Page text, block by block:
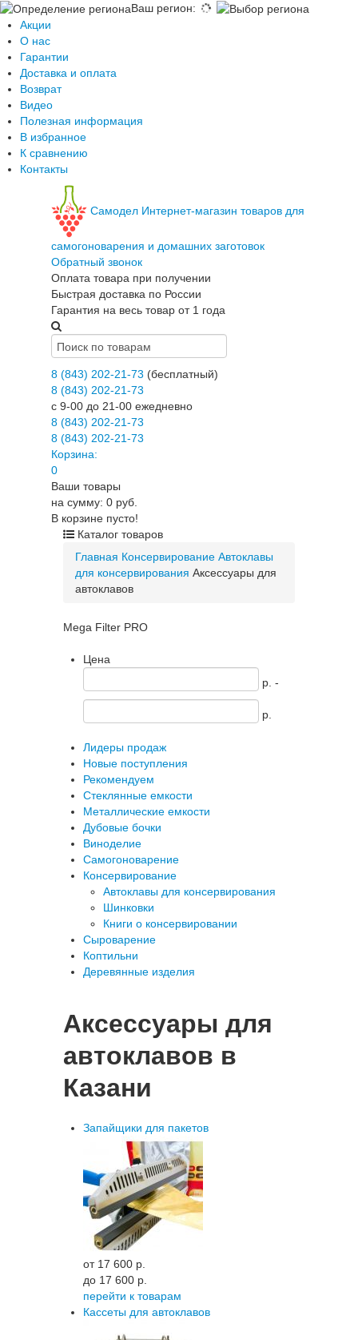
Ваш регион:
Акции
О нас
Гарантии
Доставка и оплата
Возврат
Видео
Полезная информация
В избранное
К сравнению
Контакты
Самодел Интернет-магазин товаров для
самогоноварения и домашних заготовок
Обратный звонок
Оплата товара при получении
Быстрая доставка по России
Гарантия на весь товар от 1 года
8 (843) 202-21-73 (бесплатный)
8 (843) 202-21-73
c 9-00 до 21-00 ежедневно
8 (843) 202-21-73
8 (843) 202-21-73
Корзина:
0
Ваши товары
на сумму: 0 руб.
В корзине пусто!
Каталог товаров
Главная Консервирование Автоклавы
для консервирования Аксессуары для
автоклавов
Mega Filter PRO
Цена
p. -
p.
Лидеры продаж
Новые поступления
Рекомендуем
Стеклянные емкости
Металлические емкости
Дубовые бочки
Виноделие
Самогоноварение
Консервирование
Автоклавы для консервирования
Шинковки
Книги о консервировании
Сыроварение
Коптильни
Деревянные изделия
Аксессуары для
автоклавов в
Казани
Запайщики для пакетов
от 17 600 p.
до 17 600 p.
перейти к товарам
Кассеты для автоклавов